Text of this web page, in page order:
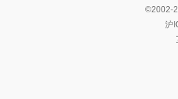
©2002-
沪